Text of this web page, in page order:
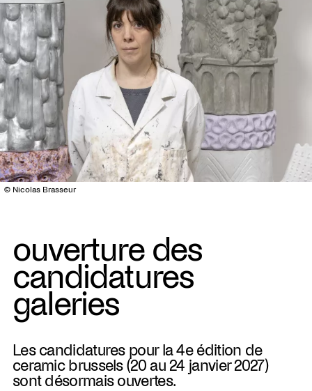
© Nicolas Brasseur
ouverture des
candidatures
galeries
Les candidatures pour la 4e édition de
ceramic brussels (20 au 24 janvier 2027)
sont désormais ouvertes.